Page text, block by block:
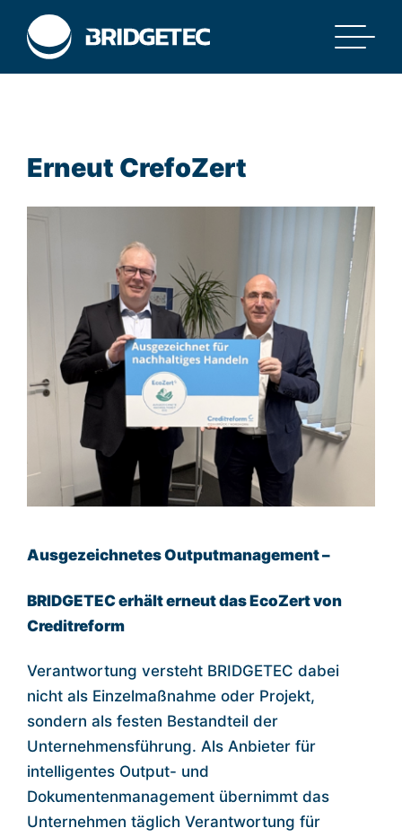
Erneut CrefoZert
Ausgezeichnetes Outputmanagement –
BRIDGETEC erhält erneut das EcoZert von
Creditreform
Verantwortung versteht BRIDGETEC dabei
nicht als Einzelmaßnahme oder Projekt,
sondern als festen Bestandteil der
Unternehmensführung. Als Anbieter für
intelligentes Output- und
Dokumentenmanagement übernimmt das
Unternehmen täglich Verantwortung für